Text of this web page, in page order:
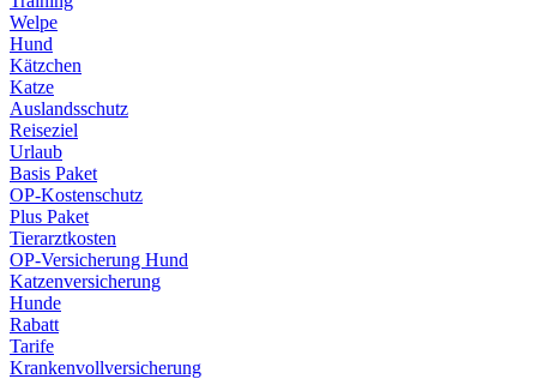
Welpe
Hund
Kätzchen
Katze
Auslandsschutz
Reiseziel
Urlaub
Basis Paket
OP-Kostenschutz
Plus Paket
Tierarztkosten
OP-Versicherung Hund
Katzenversicherung
Hunde
Rabatt
Tarife
Krankenvollversicherung